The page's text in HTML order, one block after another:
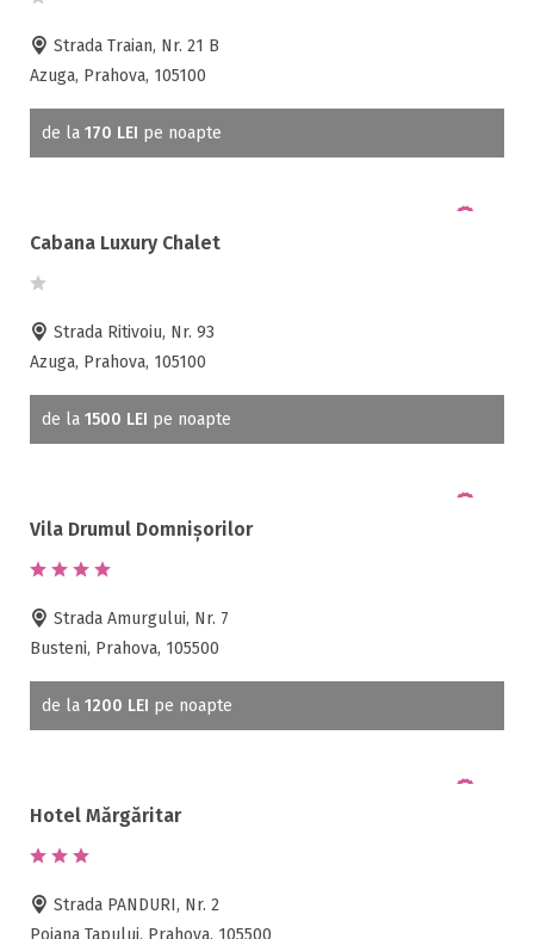
Strada Traian, Nr. 21 B
Azuga, Prahova, 105100
de la 170 LEI pe noapte
Cabana Luxury Chalet
Strada Ritivoiu, Nr. 93
Azuga, Prahova, 105100
de la 1500 LEI pe noapte
Vila Drumul Domnișorilor
Strada Amurgului, Nr. 7
Busteni, Prahova, 105500
de la 1200 LEI pe noapte
Hotel Mărgăritar
Strada PANDURI, Nr. 2
Poiana Tapului, Prahova, 105500